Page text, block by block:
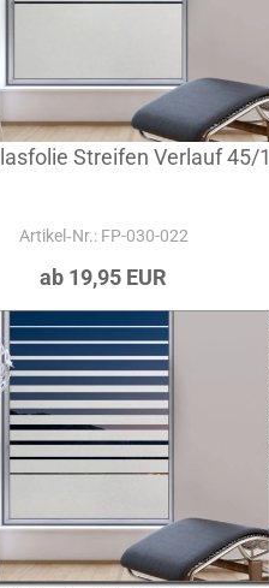
Streifen Verlauf 45/1
Artikel‑Nr.: FP-030-022
ab 19,95 EUR